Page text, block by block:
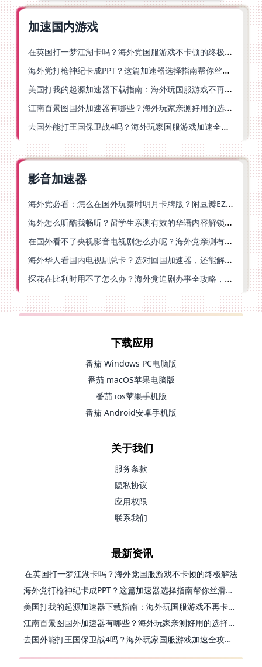
加速国内游戏
在英国打一梦江湖卡吗？海外党国服游戏不卡顿的终极解法
海外党打枪神纪卡成PPT？这篇加速器选择指南帮你丝滑上分
美国打我的起源加速器下载指南：海外玩国服游戏不再卡的终极方案
江南百景图国外加速器有哪些？海外玩家亲测好用的选择与避坑指南
去国外能打王国保卫战4吗？海外玩家国服游戏加速全攻略（附公主连结幻想江湖实测）
影音加速器
海外党必看：怎么在国外玩秦时明月卡牌版？附豆瓣EZCast地区限制破解法
海外怎么听酷我畅听？留学生亲测有效的华语内容解锁指南
在国外看不了央视影音电视剧怎么办呢？海外党亲测有效的回国加速方案
海外华人看国内电视剧总卡？选对回国加速器，还能解决菲律宾打不开反诈中心的问题
探花在比利时用不了怎么办？海外党追剧办事全攻略，选对加速器就够了
下载应用
番茄 Windows PC电脑版
番茄 macOS苹果电脑版
番茄 ios苹果手机版
番茄 Android安卓手机版
关于我们
服务条款
隐私协议
应用权限
联系我们
最新资讯
在英国打一梦江湖卡吗？海外党国服游戏不卡顿的终极解法
海外党打枪神纪卡成PPT？这篇加速器选择指南帮你丝滑上分
美国打我的起源加速器下载指南：海外玩国服游戏不再卡的终极方案
江南百景图国外加速器有哪些？海外玩家亲测好用的选择与避坑指南
去国外能打王国保卫战4吗？海外玩家国服游戏加速全攻略（附公主连结幻想江湖实测）